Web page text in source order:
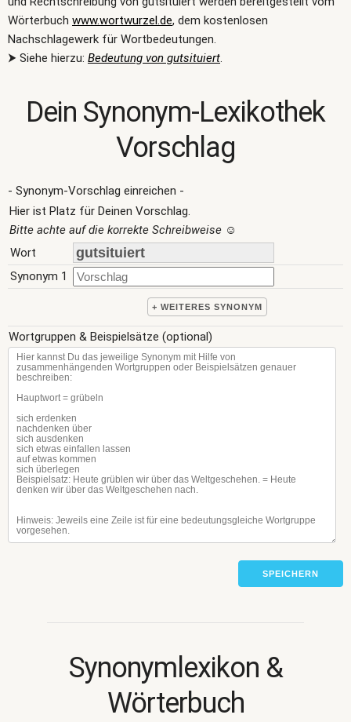
Wörterbuch www.wortwurzel.de, dem kostenlosen
Nachschlagewerk für Wortbedeutungen.
⮞ Siehe hierzu: Bedeutung von gutsituiert.
Dein Synonym-Lexikothek
Vorschlag
- Synonym-Vorschlag einreichen -
Hier ist Platz für Deinen Vorschlag.
Bitte achte auf die korrekte Schreibweise ☺
Wort
Synonym 1
+ WEITERES SYNONYM
Wortgruppen & Beispielsätze (optional)
SPEICHERN
Synonymlexikon &
Wörterbuch